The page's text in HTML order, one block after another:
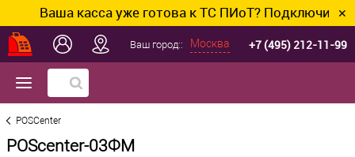
Ваша касса уже готова к ТС ПИоТ? Подключим и ✕
Ваш город:: Москва +7 (495) 212-11-99
POSCenter
POScenter-03ФM